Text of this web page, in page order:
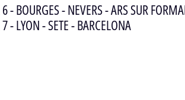
- BOURGES - NEVERS - ARS SUR
- LYON - SETE - BARCELONA